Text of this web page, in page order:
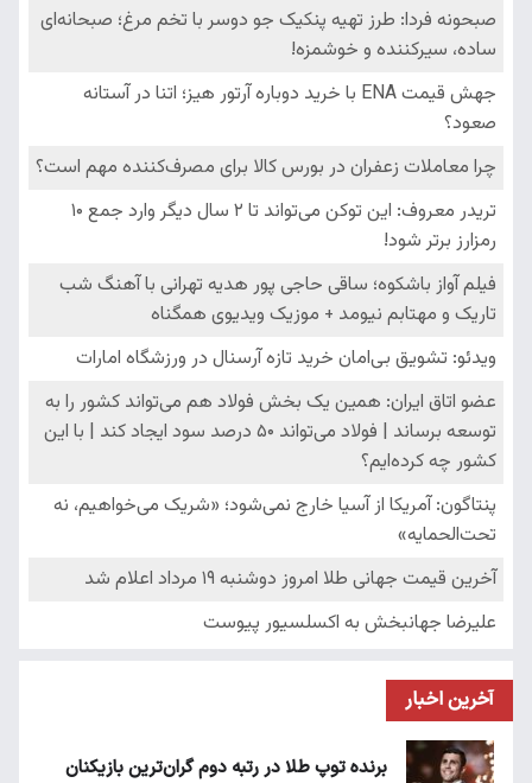
آخرین اخبار
برنده توپ طلا در رتبه دوم گران‌ترین بازیکنان